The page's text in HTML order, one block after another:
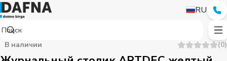
RU
В наличии (0)